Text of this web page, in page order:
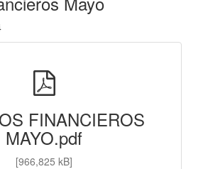
FINANCIEROS
MAYO.pdf
[966,825 kB]